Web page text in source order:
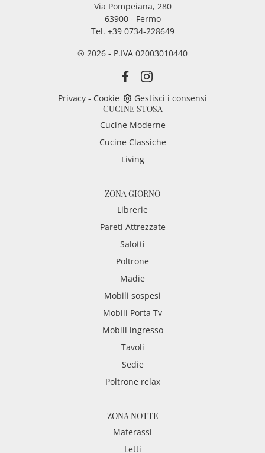
Via Pompeiana, 280
63900 - Fermo
Tel. +39 0734-228649
® 2026 - P.IVA 02003010440
Privacy - Cookie
Gestisci i consensi
CUCINE STOSA
Cucine Moderne
Cucine Classiche
Living
ZONA GIORNO
Librerie
Pareti Attrezzate
Salotti
Poltrone
Madie
Mobili sospesi
Mobili Porta Tv
Mobili ingresso
Tavoli
Sedie
Poltrone relax
ZONA NOTTE
Materassi
Letti